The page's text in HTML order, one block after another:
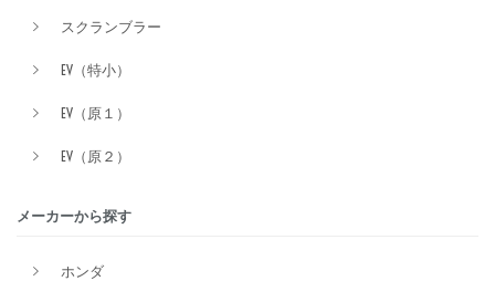
スクランブラー
EV（特小）
EV（原１）
EV（原２）
メーカーから探す
ホンダ